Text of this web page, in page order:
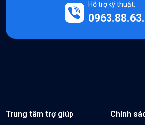
Hỗ trợ kỹ thuật:
Trung tâm trợ giúp Chính